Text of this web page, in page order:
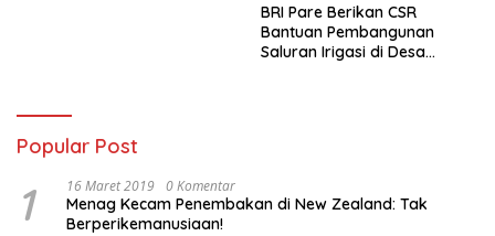
BRI Pare Berikan CSR
Bantuan Pembangunan
Saluran Irigasi di Desa
Popular Post
1 16 Maret 2019 0 Komentar
Menag Kecam Penembakan di New Zealand: Tak
Berperikemanusiaan!